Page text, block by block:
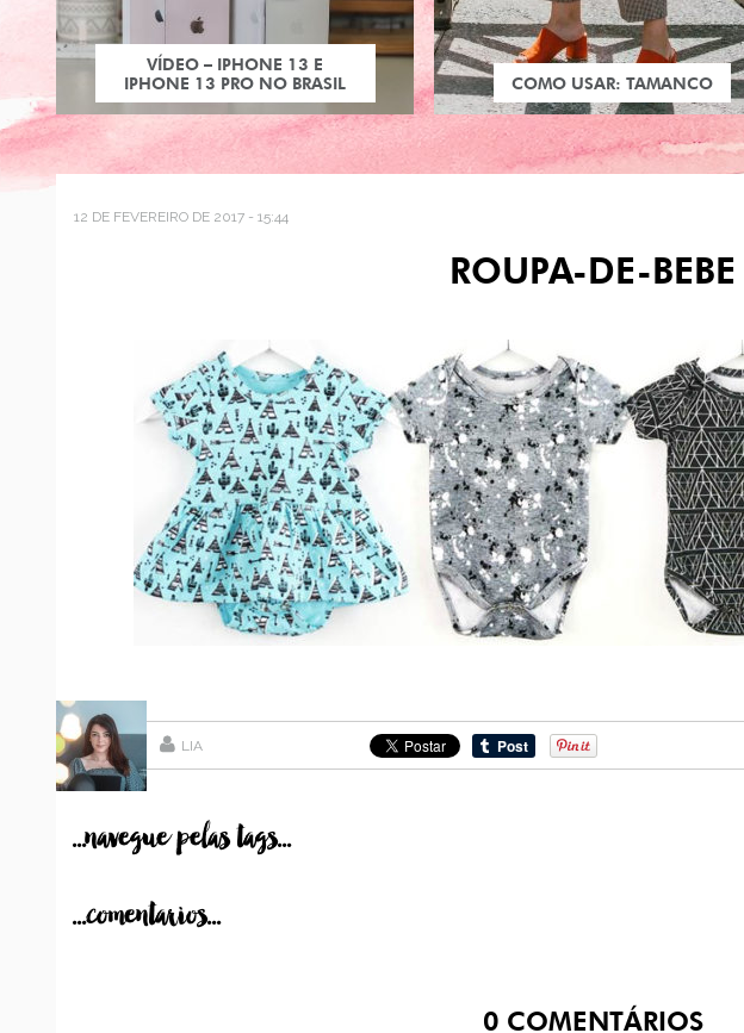
VÍDEO – IPHONE 13 E
IPHONE 13 PRO NO BRASIL
COMO USAR: TAMANCO
12 DE FEVEREIRO DE 2017 - 15:44
ROUPA-DE-BEBE
LIA
...navegue pelas tags...
...comentarios...
0COMENTÁRIOS